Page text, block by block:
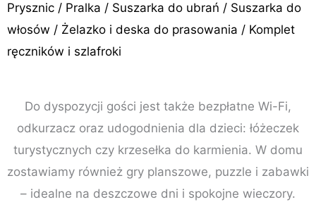
Prysznic / Pralka / Suszarka do ubrań / Suszarka do
włosów / Żelazko i deska do prasowania / Komplet
ręczników i szlafroki
Do dyspozycji gości jest także bezpłatne Wi-Fi,
odkurzacz oraz udogodnienia dla dzieci: łóżeczek
turystycznych czy krzesełka do karmienia. W domu
zostawiamy również gry planszowe, puzzle i zabawki
– idealne na deszczowe dni i spokojne wieczory.